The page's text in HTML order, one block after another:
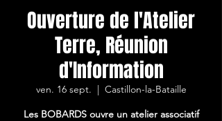
Ouverture de l'Atelier
Terre, Réunion
d'Information
ven. 16 sept.
  |
Castillon-la-Bataille
Les BOBARDS ouvre un atelier associatif